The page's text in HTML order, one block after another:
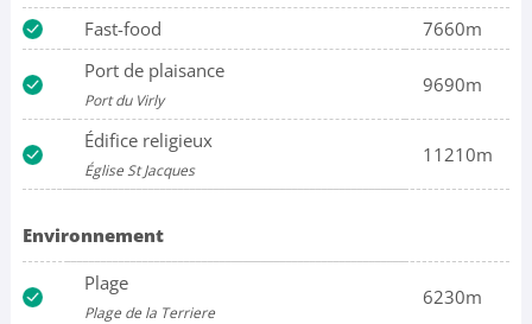
Fast-food
7660m
Port de plaisance
Port du Virly
9690m
Édifice religieux
Église St Jacques
11210m
Environnement
Plage
Plage de la Terriere
6230m